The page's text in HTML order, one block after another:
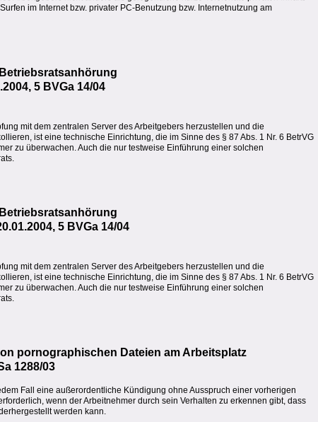
im Internet bzw. privater PC-Benutzung bzw. Internetnutzung am
5 BVGa 14/04
mit dem zentralen Server des Arbeitgebers herzustellen und die
ist eine technische Einrichtung, die im Sinne des § 87 Abs. 1 Nr. 6 BetrVG
zu überwachen. Auch die nur testweise Einführung einer solchen
5 BVGa 14/04
mit dem zentralen Server des Arbeitgebers herzustellen und die
ist eine technische Einrichtung, die im Sinne des § 87 Abs. 1 Nr. 6 BetrVG
zu überwachen. Auch die nur testweise Einführung einer solchen
pornographischen Dateien am Arbeitsplatz
1288/03
Fall eine außerordentliche Kündigung ohne Ausspruch einer vorherigen
wenn der Arbeitnehmer durch sein Verhalten zu erkennen gibt, dass
werden kann.